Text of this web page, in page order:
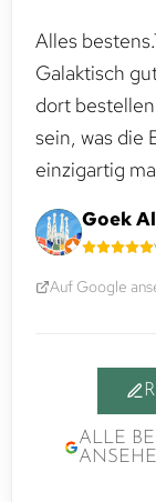
Alles
Galaktisch
dort
sein, was die
einzigartig
Goek
Auf Google
ALLE